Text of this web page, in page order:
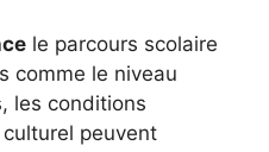
le parcours scolaire
comme le niveau
les conditions
peuvent